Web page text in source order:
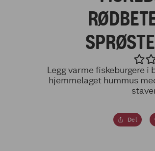
Legg varme fiskeburgere
hjemmelaget hummus
Del